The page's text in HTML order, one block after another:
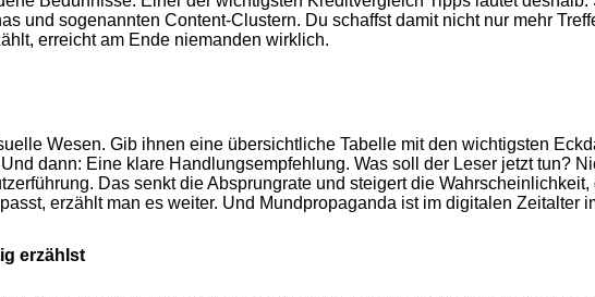
und sogenannten Content-Clustern. Du schaffst damit nicht nur mehr
erreicht am Ende niemanden wirklich.
Wesen. Gib ihnen eine übersichtliche Tabelle mit den wichtigsten
dann: Eine klare Handlungsempfehlung. Was soll der Leser jetzt tun?
Das senkt die Absprungrate und steigert die
erzählt man es weiter. Und Mundpropaganda ist im digitalen Zeitalter
erzählst